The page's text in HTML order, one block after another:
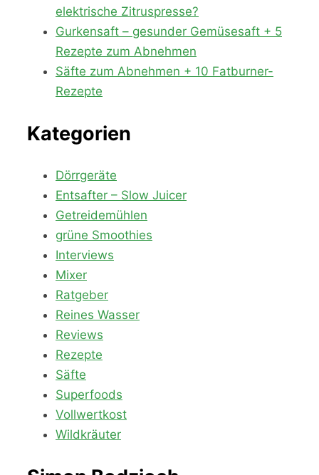
elektrische Zitruspresse?
Gurkensaft – gesunder Gemüsesaft + 5
Rezepte zum Abnehmen
Säfte zum Abnehmen + 10 Fatburner-
Rezepte
Kategorien
Dörrgeräte
Entsafter – Slow Juicer
Getreidemühlen
grüne Smoothies
Interviews
Mixer
Ratgeber
Reines Wasser
Reviews
Rezepte
Säfte
Superfoods
Vollwertkost
Wildkräuter